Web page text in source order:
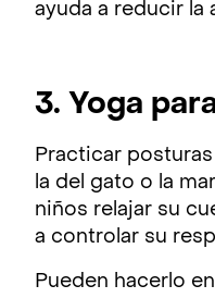
ayuda a reducir la
3. Yoga
Practicar
la del gato o la
niños relajar su
a controlar su
Pueden hacerlo